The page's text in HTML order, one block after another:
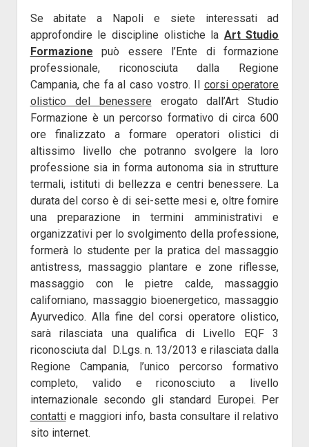
Se abitate a Napoli e siete interessati ad
approfondire le discipline olistiche la Art Studio
Formazione
può essere l’Ente di formazione
professionale, riconosciuta dalla Regione
Campania, che fa al caso vostro. Il corsi operatore
olistico del benessere erogato dall’Art Studio
Formazione è un percorso formativo di circa 600
ore finalizzato a formare operatori olistici di
altissimo livello che potranno svolgere la loro
professione sia in forma autonoma sia in strutture
termali, istituti di bellezza e centri benessere. La
durata del corso è di sei-sette mesi e, oltre fornire
una preparazione in termini amministrativi e
organizzativi per lo svolgimento della professione,
formerà lo studente per la pratica del massaggio
antistress, massaggio plantare e zone riflesse,
massaggio con le pietre calde, massaggio
californiano, massaggio bioenergetico, massaggio
Ayurvedico. Alla fine del corsi operatore olistico,
sarà rilasciata una qualifica di Livello EQF 3
riconosciuta dal D.Lgs. n. 13/2013 e rilasciata dalla
Regione Campania, l’unico percorso formativo
completo, valido e riconosciuto a livello
internazionale secondo gli standard Europei. Per
contattie maggiori info, basta consultare il relativo
sito internet.